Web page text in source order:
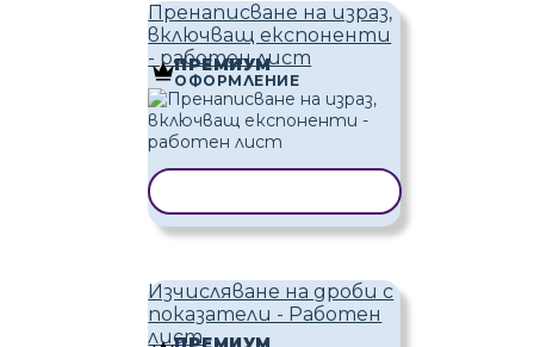
Пренаписване на израз,
включващ експоненти
- работен лист
ПРЕМИУМ
ОФОРМЛЕНИЕ
Изчисляване на дроби с
показатели - Работен
листПРЕМИУМ